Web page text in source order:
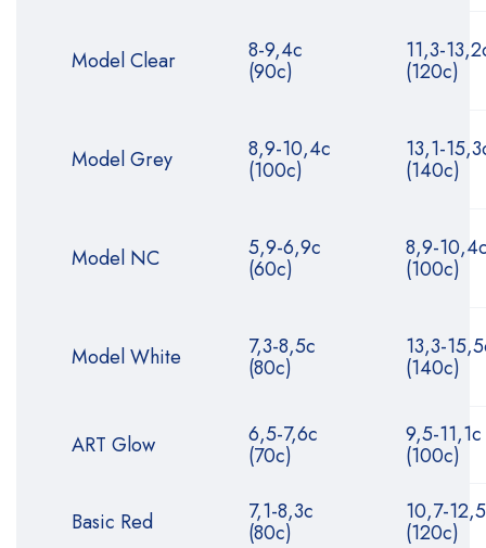
Model Clear 8-9,4с
(90с)
11,3-
(120с)
Model Grey 8,9-10,4с
(100с)
13,1-
(140с)
Model NC 5,9-6,9с
(60с)
8,9-
(100с)
Model White 7,3-8,5с
(80с)
13,3-
(140с)
ART Glow 6,5-7,6с
(70с)
9,5-11,1с
(100с)
Basic Red 7,1-8,3с
(80с)
10,7-
(120с)